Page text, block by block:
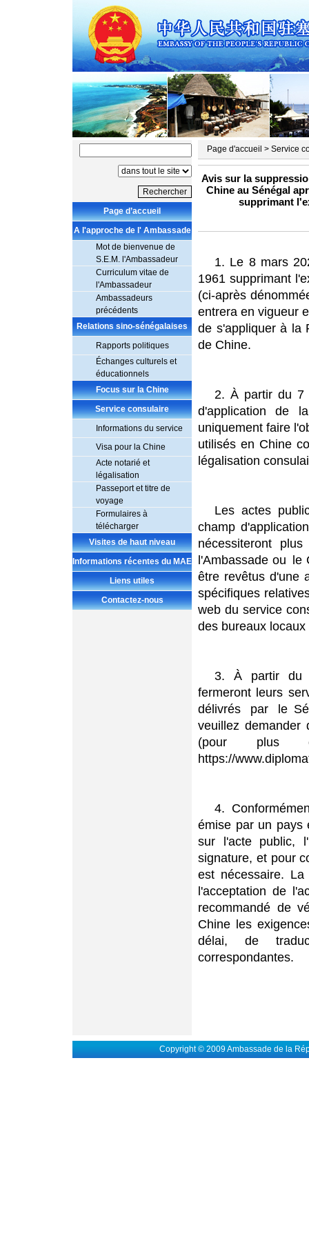
Page d’accueil
A l'approche de l' Ambassade
Mot de bienvenue de
S.E.M. l'Ambassadeur
Curriculum vitae de
l'Ambassadeur
Ambassadeurs
précédents
Relations sino-sénégalaises
Rapports politiques
Échanges culturels et
éducationnels
Focus sur la Chine
Service consulaire
Informations du service
Visa pour la Chine
Acte notarié et
légalisation
Passeport et titre de
voyage
Formulaires à
télécharger
Visites de haut niveau
Informations récentes du MAE
Liens utiles
Contactez-nous
Page d'accueil > Service
Avis sur la
Chine au Sénégal
supprimant
1. Le 8 mars
1961 supprimant
(ci-après
entrera en vigueur
de s'appliquer à la
de Chine.
2. À partir du 7
d'application de
uniquement faire
utilisés en Chine
légalisation
Les actes
champ
nécessiteront
l'Ambassade ou le
être revêtus d'une
spécifiques
web du service
des bureaux
3. À partir du
fermeront leurs
délivrés par le
veuillez demander
(pour plus
https://
4.
émise par un pays
sur l'acte public,
signature, et pour
est nécessaire.
l'acceptation de
recommandé de
Chine les
délai, de
correspondantes.
Copyright © 2009 Ambassade de la